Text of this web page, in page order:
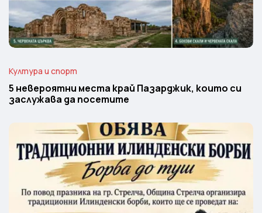
Култура и спорт
5 невероятни места край Пазарджик, които си
заслужава да посетите